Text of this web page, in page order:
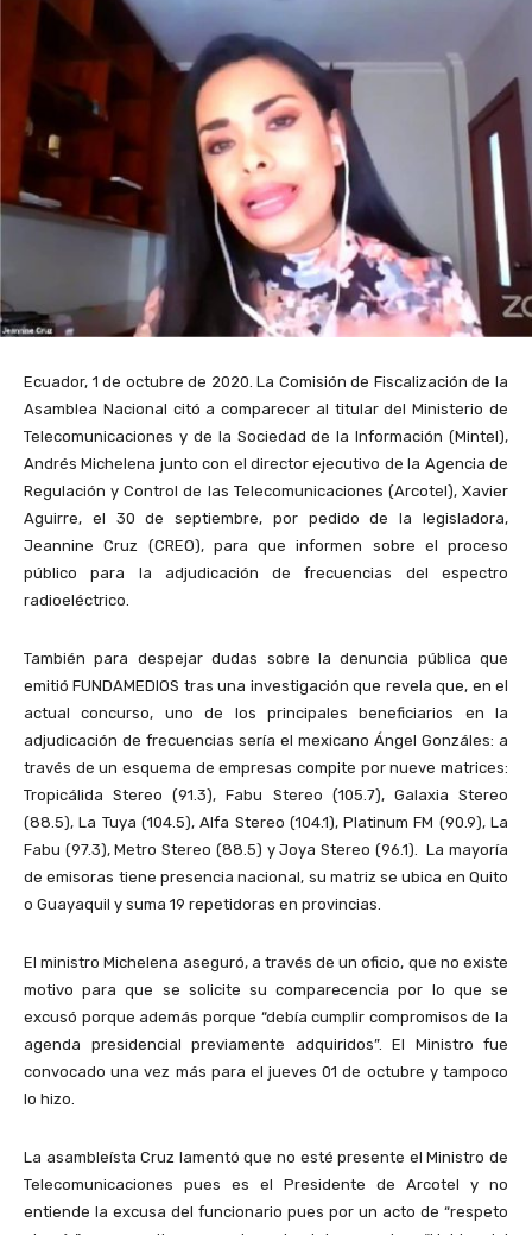
Ecuador, 1 de octubre de 2020. La Comisión de Fiscalización de la
Asamblea Nacional citó a comparecer al titular del Ministerio de
Telecomunicaciones y de la Sociedad de la Información (Mintel),
Andrés Michelena junto con el director ejecutivo de la Agencia de
Regulación y Control de las Telecomunicaciones (Arcotel), Xavier
Aguirre, el 30 de septiembre, por pedido de la legisladora,
Jeannine Cruz (CREO), para que informen sobre el proceso
público para la adjudicación de frecuencias del espectro
radioeléctrico.
También para despejar dudas sobre la denuncia pública que
emitió FUNDAMEDIOS tras una investigación que revela que, en el
actual concurso, uno de los principales beneficiarios en la
adjudicación de frecuencias sería el mexicano Ángel Gonzáles: a
través de un esquema de empresas compite por nueve matrices:
Tropicálida Stereo (91.3), Fabu Stereo (105.7), Galaxia Stereo
(88.5), La Tuya (104.5), Alfa Stereo (104.1), Platinum FM (90.9), La
Fabu (97.3), Metro Stereo (88.5) y Joya Stereo (96.1). La mayoría
de emisoras tiene presencia nacional, su matriz se ubica en Quito
o Guayaquil y suma 19 repetidoras en provincias.
El ministro Michelena aseguró, a través de un oficio, que no existe
motivo para que se solicite su comparecencia por lo que se
excusó porque además porque “debía cumplir compromisos de la
agenda presidencial previamente adquiridos”. El Ministro fue
convocado una vez más para el jueves 01 de octubre y tampoco
lo hizo.
La asambleísta Cruz lamentó que no esté presente el Ministro de
Telecomunicaciones pues es el Presidente de Arcotel y no
entiende la excusa del funcionario pues por un acto de “respeto